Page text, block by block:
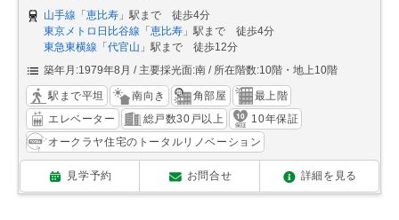
山手線 「 恵比寿 」駅まで 徒歩4分
東京メトロ日比谷線 「 恵比寿 」駅まで 徒歩4分
東急東横線 「 代官山 」駅まで 徒歩12分
築年月:1979年8月
主要採光面:南 所在階数:10階・地上10階
駅まで平坦 南向き 角部屋
最上階
エレベーター
総戸数30戸以上
10年保証
オークラヤ住宅のトータルリノベーション
見学予約 お問合せ 詳細を見る